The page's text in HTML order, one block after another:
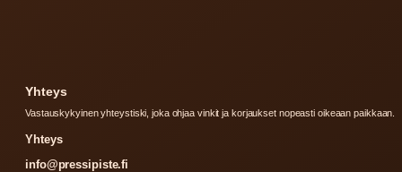
Yhteys
Vastauskykyinen yhteystiski, joka ohjaa vinkit ja korjaukset nopeasti oikeaan paikkaan.
Yhteys
info@pressipiste.fi